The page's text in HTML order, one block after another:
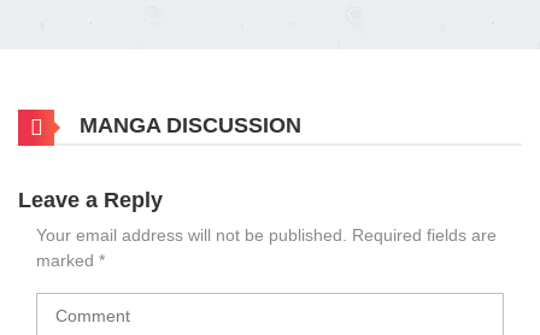
MANGA DISCUSSION
Leave a Reply
Your email address will not be published. Required fields are
marked *